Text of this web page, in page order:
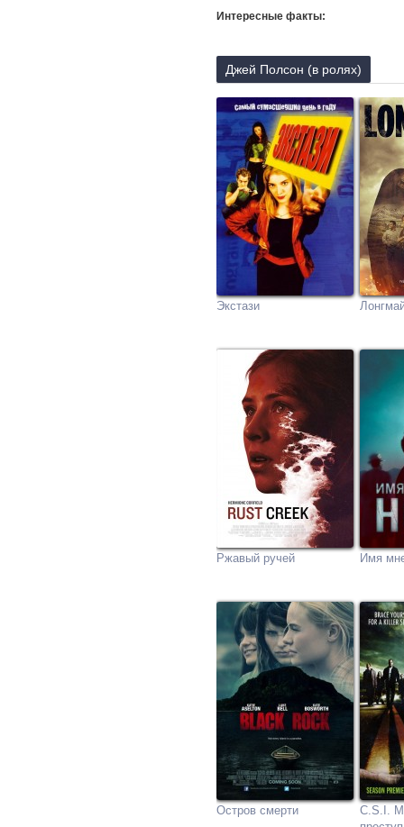
Интересные факты:
Джей Полсон (в ролях)
Экстази
Ржавый ручей Имя
Остров смерти
C.S.I.